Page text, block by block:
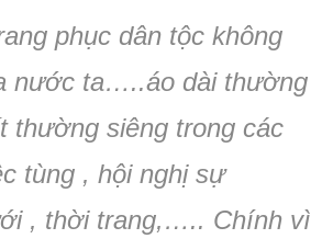
phục dân tộc không
nước ta…..áo dài thường
thường siêng trong các
tùng , hội nghị sự
, thời trang,….. Chính vì